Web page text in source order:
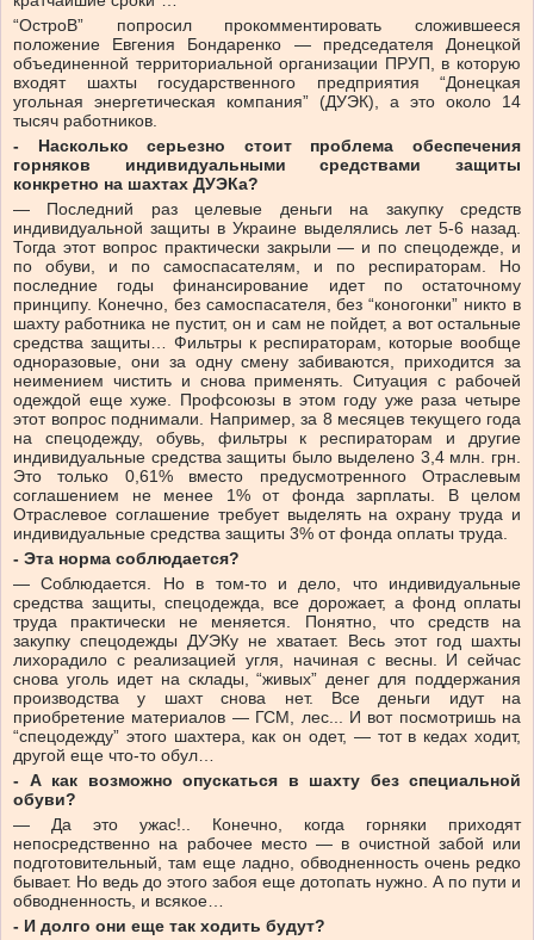
“ОстроВ” попросил прокомментировать сложившееся
положение Евгения Бондаренко — председателя Донецкой
объединенной территориальной организации ПРУП, в которую
входят шахты государственного предприятия “Донецкая
угольная энергетическая компания” (ДУЭК), а это около 14
тысяч работников.
- Насколько серьезно стоит проблема обеспечения
горняков индивидуальными средствами защиты
конкретно на шахтах ДУЭКа?
— Последний раз целевые деньги на закупку средств
индивидуальной защиты в Украине выделялись лет 5-6 назад.
Тогда этот вопрос практически закрыли — и по спецодежде, и
по обуви, и по самоспасателям, и по респираторам. Но
последние годы финансирование идет по остаточному
принципу. Конечно, без самоспасателя, без “коногонки” никто в
шахту работника не пустит, он и сам не пойдет, а вот остальные
средства защиты… Фильтры к респираторам, которые вообще
одноразовые, они за одну смену забиваются, приходится за
неимением чистить и снова применять. Ситуация с рабочей
одеждой еще хуже. Профсоюзы в этом году уже раза четыре
этот вопрос поднимали. Например, за 8 месяцев текущего года
на спецодежду, обувь, фильтры к респираторам и другие
индивидуальные средства защиты было выделено 3,4 млн. грн.
Это только 0,61% вместо предусмотренного Отраслевым
соглашением не менее 1% от фонда зарплаты. В целом
Отраслевое соглашение требует выделять на охрану труда и
индивидуальные средства защиты 3% от фонда оплаты труда.
- Эта норма соблюдается?
— Соблюдается. Но в том-то и дело, что индивидуальные
средства защиты, спецодежда, все дорожает, а фонд оплаты
труда практически не меняется. Понятно, что средств на
закупку спецодежды ДУЭКу не хватает. Весь этот год шахты
лихорадило c реализацией угля, начиная с весны. И сейчас
снова уголь идет на склады, “живых” денег для поддержания
производства у шахт снова нет. Все деньги идут на
приобретение материалов — ГСМ, лес... И вот посмотришь на
“спецодежду” этого шахтера, как он одет, — тот в кедах ходит,
другой еще что-то обул…
- А как возможно опускаться в шахту без специальной
обуви?
— Да это ужас!.. Конечно, когда горняки приходят
непосредственно на рабочее место — в очистной забой или
подготовительный, там еще ладно, обводненность очень редко
бывает. Но ведь до этого забоя еще дотопать нужно. А по пути и
обводненность, и всякое…
- И долго они еще так ходить будут?